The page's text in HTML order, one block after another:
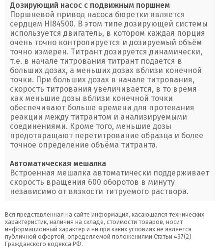
Дозирующий насос с подвижным поршнем
Поршневой привод насоса бюретки является
сердцем HI84500. В этом типе дозирующей системы
используется двигатель, в котором каждая порция
очень точно контролируется и дозируемый объём
точно измерен. Титрант дозируется динамически,
т.е. в начале титрования титрант подается в
больших дозах, а меньших дозах вблизи конечной
точки. При больших дозах в начале титрования,
скорость титрования увеличивается, в то время
как меньшие дозы вблизи конечной точки
обеспечивают больше времени для протекания
реакции между титрантом и анализируемыми
соединениями. Кроме того, меньшие дозы
предотвращают перетитрование образца и более
точное определение объёма титранта.
Автоматическая мешалка
Встроенная мешалка автоматически поддерживает
скорость вращения 600 оборотов в минуту
независимо от вязкости титруемого раствора.
Вся представленная на сайте информация, касающаяся технических
характеристик, наличия на складе, стоимости товаров, носит
информационный характер и ни при каких условиях не является
публичной офертой, определяемой положениями Статьи 437(2)
Гражданского кодекса РФ.